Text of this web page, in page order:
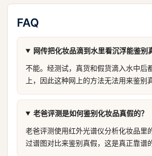
FAQ
网传把化妆品滴到水里看沉浮能鉴别
不能。经测试，真货和假货滴入水中后
上，因此这种网上的方法无法用来鉴别
老爸评测是如何鉴别化妆品真假的？
老爸评测使用红外光谱仪分析化妆品里
过谱图对比来鉴别真假，这是真正靠谱